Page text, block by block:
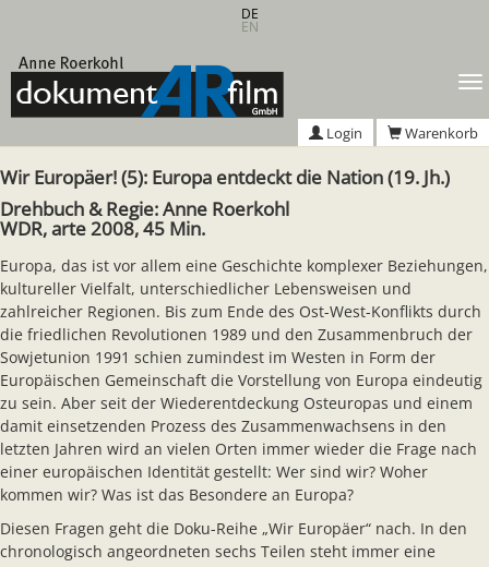
springen
DE
EN
Login Warenkorb
Wir Europäer! (5): Europa entdeckt die Nation (19. Jh.)
Drehbuch & Regie: Anne Roerkohl
WDR, arte 2008, 45 Min.
Europa, das ist vor allem eine Geschichte komplexer Beziehungen,
kultureller Vielfalt, unterschiedlicher Lebensweisen und
zahlreicher Regionen. Bis zum Ende des Ost-West-Konflikts durch
die friedlichen Revolutionen 1989 und den Zusammenbruch der
Sowjetunion 1991 schien zumindest im Westen in Form der
Europäischen Gemeinschaft die Vorstellung von Europa eindeutig
zu sein. Aber seit der Wiederentdeckung Osteuropas und einem
damit einsetzenden Prozess des Zusammenwachsens in den
letzten Jahren wird an vielen Orten immer wieder die Frage nach
einer europäischen Identität gestellt: Wer sind wir? Woher
kommen wir? Was ist das Besondere an Europa?
Diesen Fragen geht die Doku-Reihe „Wir Europäer“ nach. In den
chronologisch angeordneten sechs Teilen steht immer eine